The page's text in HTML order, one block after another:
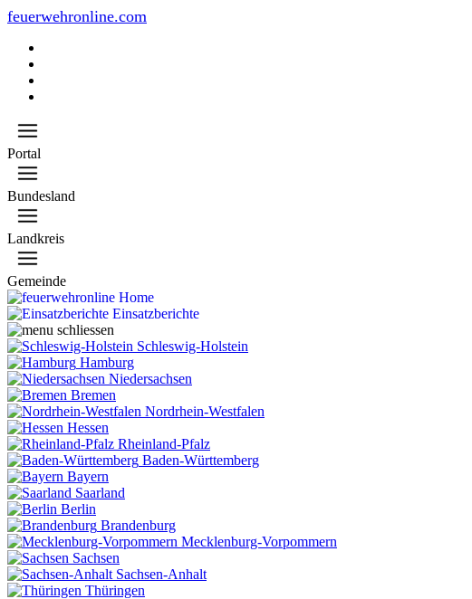
feuerwehronline.com
Portal
Bundesland
Landkreis
Gemeinde
Home
Einsatzberichte
Schleswig-Holstein
Hamburg
Niedersachsen
Bremen
Nordrhein-Westfalen
Hessen
Rheinland-Pfalz
Baden-Württemberg
Bayern
Saarland
Berlin
Brandenburg
Mecklenburg-Vorpommern
Sachsen
Sachsen-Anhalt
Thüringen